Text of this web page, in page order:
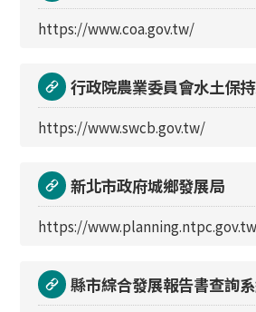
https://www.coa.gov.tw/
行政院農業委員會水土保
https://www.swcb.gov.tw/
新北市政府城鄉發展局
https://
縣市綜合發展報告書查詢